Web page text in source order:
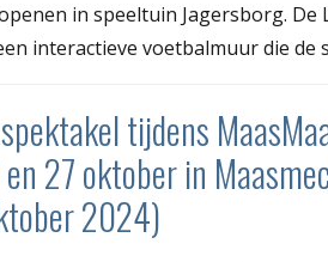
in speeltuin Jagersborg. De
interactieve voetbalmuur die de
tijdens
27 oktober in
2024)